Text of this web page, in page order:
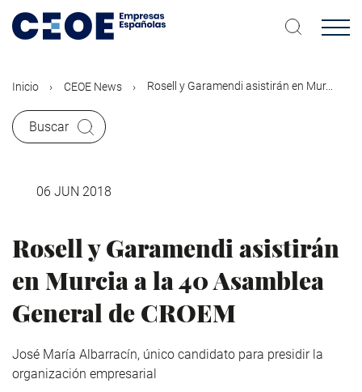
contenido
Inicio CEOE News Rosell y Garamendi asistirán en Mur...
Buscar
06 JUN 2018
Rosell y Garamendi asistirán
en Murcia a la 40 Asamblea
General de CROEM
José María Albarracín, único candidato para presidir la
organización empresarial